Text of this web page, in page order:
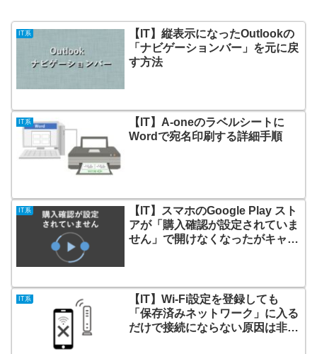
IT系
【IT】縦表示になったOutlookの
「ナビゲーションバー」を元に戻
す方法
IT系
【IT】A-oneのラベルシートに
Wordで宛名印刷する詳細手順
IT系
【IT】スマホのGoogle Play スト
アが「購入確認が設定されていま
せん」で開けなくなったがキャッ
IT系
【IT】Wi-Fi設定を登録しても
「保存済みネットワーク」に入る
だけで接続にならない原因は非公